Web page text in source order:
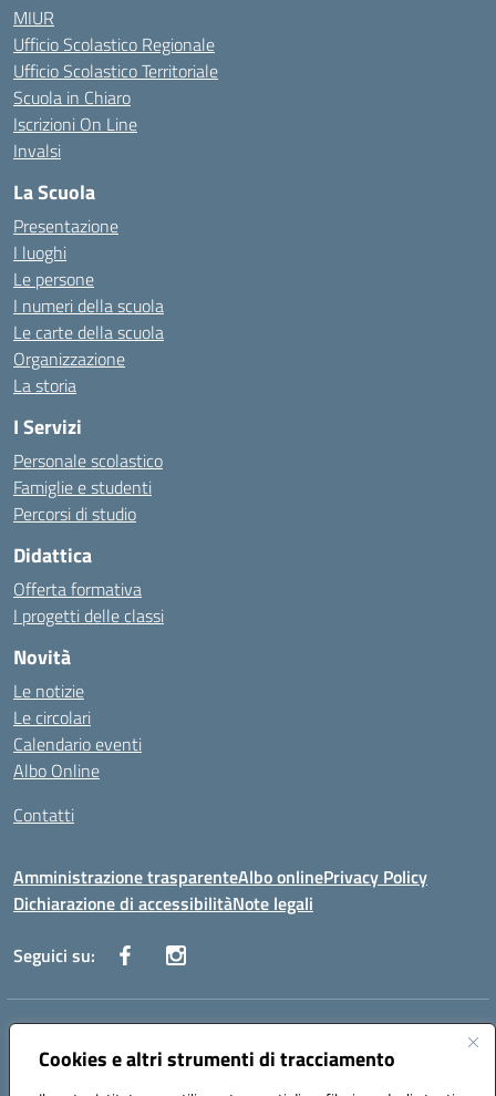
Cookies e altri strumenti di tracciamento
MIUR
Ufficio Scolastico Regionale
Ufficio Scolastico Territoriale
Scuola in Chiaro
Iscrizioni On Line
Invalsi
La Scuola
Presentazione
I luoghi
Le persone
I numeri della scuola
Le carte della scuola
Organizzazione
La storia
I Servizi
Personale scolastico
Famiglie e studenti
Percorsi di studio
Didattica
Offerta formativa
I progetti delle classi
Novità
Le notizie
Le circolari
Calendario eventi
Albo Online
Contatti
Amministrazione trasparenteAlbo onlinePrivacy Policy
Dichiarazione di accessibilitàNote legali
Seguici su:
Indirizzo:
Centralino:0881636571 Email:fgps040004@istruzione.it